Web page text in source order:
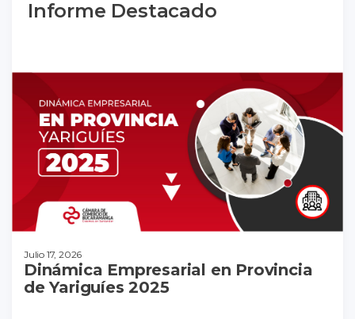
Informe Destacado
Julio 17, 2026
Dinámica Empresarial en Provincia
de Yariguíes 2025